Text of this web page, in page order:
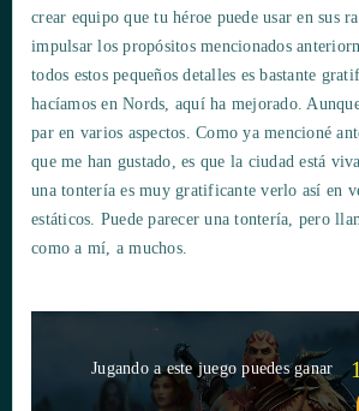
crear equipo que tu héroe puede usar en sus
impulsar los propósitos mencionados
todos estos pequeños detalles es bastante
hacíamos en Nords, aquí ha mejorado.
par en varios aspectos. Como ya mencioné
que me han gustado, es que la ciudad está
una tontería es muy gratificante verlo así en
estáticos. Puede parecer una tontería, pero
como a mí, a muchos.
Jugando a este juego puedes ganar